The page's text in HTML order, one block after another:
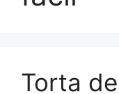
Torta